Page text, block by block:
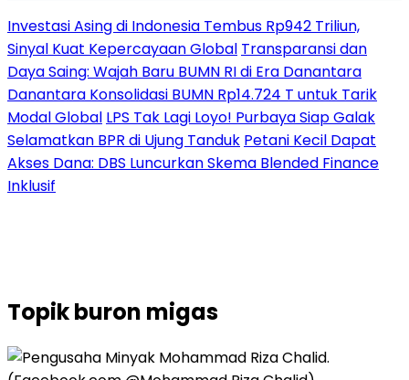
Investasi Asing di Indonesia Tembus Rp942 Triliun,
Sinyal Kuat Kepercayaan Global Transparansi dan
Daya Saing: Wajah Baru BUMN RI di Era Danantara
Danantara Konsolidasi BUMN Rp14.724 T untuk Tarik
Modal Global LPS Tak Lagi Loyo! Purbaya Siap Galak
Selamatkan BPR di Ujung Tanduk Petani Kecil Dapat
Akses Dana: DBS Luncurkan Skema Blended Finance
Inklusif
Topikburon migas